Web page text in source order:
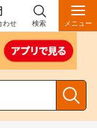
わせ 検索 メニュー